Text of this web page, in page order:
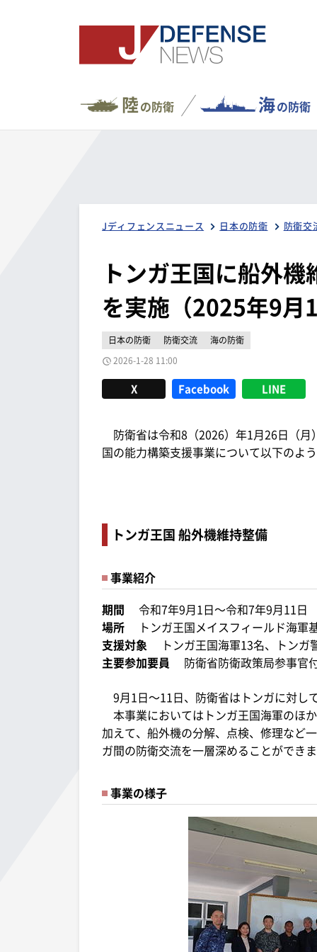
陸の防衛 海の防衛
Jディフェンスニュース 日本の防衛 防衛交
トンガ王国に船外
を実施（2025年9月
日本の防衛 防衛交流
海の防衛
2026-1-28 11:00
X Facebook LINE
防衛省は令和8（2026）年1月26日（
国の能力構築支援事業について以下のよ
トンガ王国 船外機維持整備
事業紹介
期間
令和7年9月1日～令和7年9月11日
場所
トンガ王国メイスフィールド海軍
支援対象
トンガ王国海軍13名、トンガ
主要参加要員
防衛省防衛政策局参事官
9月1日～11日、防衛省はトンガに対し
本事業においてはトンガ王国海軍のほ
加えて、船外機の分解、点検、修理など
ガ間の防衛交流を一層深めることができ
事業の様子